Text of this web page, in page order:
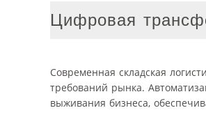
Цифровая
Современная складская
требований рынка.
выживания бизнеса,